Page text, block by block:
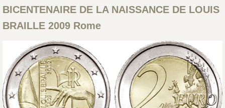
BICENTENAIRE DE LA NAISSANCE DE LOUIS
BRAILLE 2009 Rome